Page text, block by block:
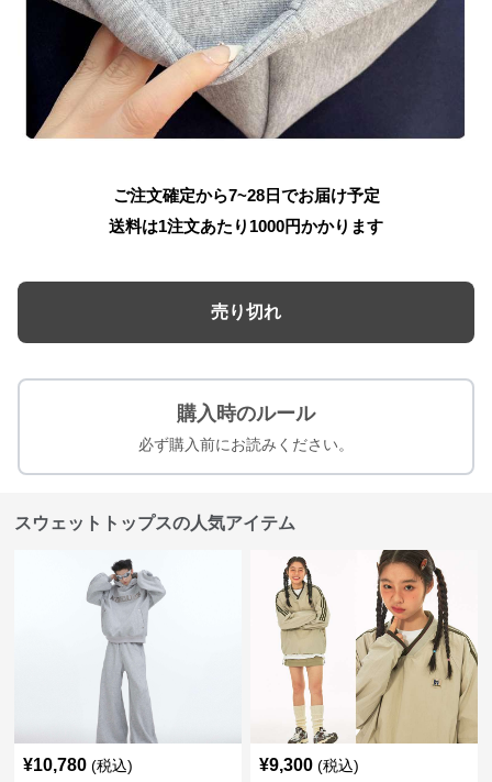
ご注文確定から7~28日でお届け予定
送料は1注文あたり 1000円かかります
売り切れ
購入時のルール
必ず購入前にお読みください。
スウェットトップスの人気アイテム
¥10,780 (税込) ¥9,300 (税込)